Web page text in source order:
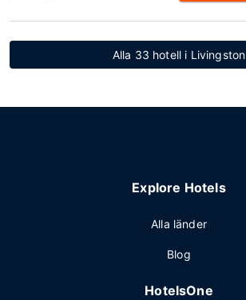
Alla 33 hotell i Livingston
Explore Hotels
Alla länder
Blog
HotelsOne